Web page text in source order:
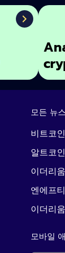
모든 뉴스
비트코인
알트코인
이더리움
엔에프티
이더리
모바일